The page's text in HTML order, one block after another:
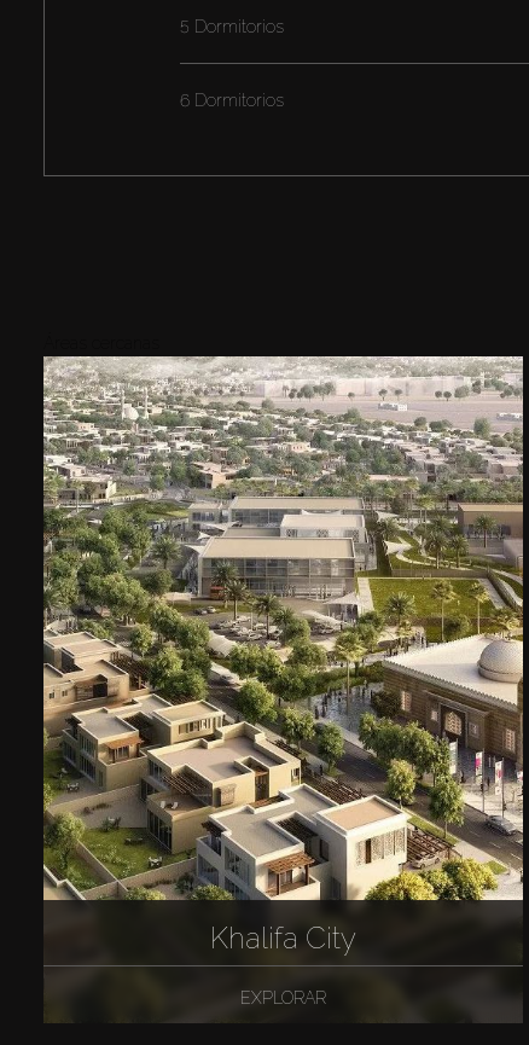
5 Dormitorios
6 Dormitorios
Khalifa City
EXPLORAR